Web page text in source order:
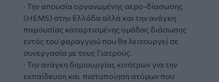
∙ Την απουσία οργανωμένης αερο-δίασωσης
(HEMS) στην Ελλάδα αλλά και την ανάγκη
παρουσίας καταρτισμένης ομάδας διάσωσης
εντός του φαραγγιού που θα λειτουργεί σε
συνεργασία με τους Γιατρούς.
∙ Την ανάγκη δημιουργίας κινήτρων για την
εκπαίδευση και πιστοποίηση ατόμων που